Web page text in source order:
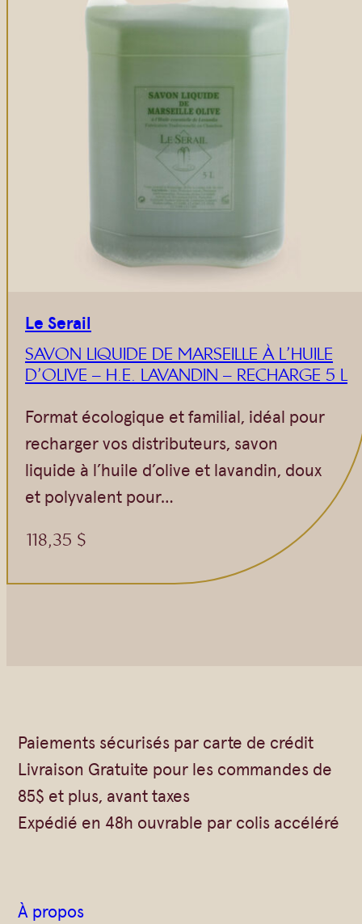
Le Serail
SAVON LIQUIDE DE MARSEILLE À L’HUILE
D’OLIVE – H.E. LAVANDIN – RECHARGE 5 L
Format écologique et familial, idéal pour
recharger vos distributeurs, savon
liquide à l’huile d’olive et lavandin, doux
et polyvalent pour…
118,35 $
Paiements sécurisés par carte de crédit
Livraison Gratuite pour les commandes de
85$ et plus, avant taxes
Expédié en 48h ouvrable par colis accéléré
À propos